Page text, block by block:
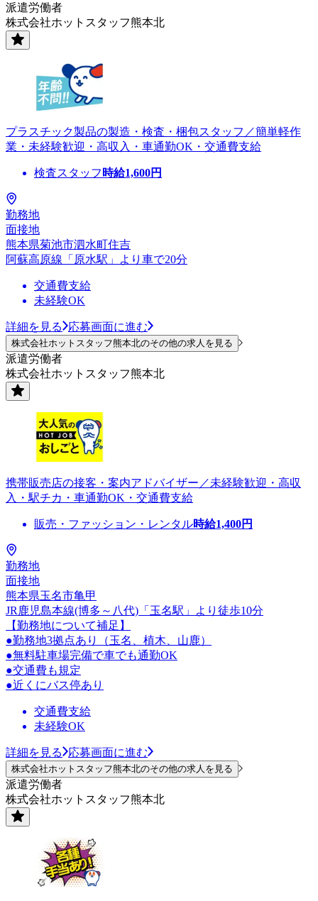
派遣労働者
株式会社ホットスタッフ熊本北
プラスチック製品の製造・検査・梱包スタッフ／簡単軽作
業・未経験歓迎・高収入・車通勤OK・交通費支給
検査スタッフ 時給1,600円
勤務地
面接地
熊本県菊池市泗水町住吉
阿蘇高原線「原水駅」より車で20分
交通費支給
未経験OK
詳細を見る 応募画面に進む
株式会社ホットスタッフ熊本北のその他の求人を見る
派遣労働者
株式会社ホットスタッフ熊本北
携帯販売店の接客・案内アドバイザー／未経験歓迎・高収
入・駅チカ・車通勤OK・交通費支給
販売・ファッション・レンタル時給1,400円
勤務地
面接地
熊本県玉名市亀甲
JR鹿児島本線(博多～八代)「玉名駅」より徒歩10分
【勤務地について補足】
●勤務地3拠点あり（玉名、植木、山鹿）
●無料駐車場完備で車でも通勤OK
●交通費も規定
●近くにバス停あり
交通費支給
未経験OK
詳細を見る 応募画面に進む
株式会社ホットスタッフ熊本北のその他の求人を見る
派遣労働者
株式会社ホットスタッフ熊本北